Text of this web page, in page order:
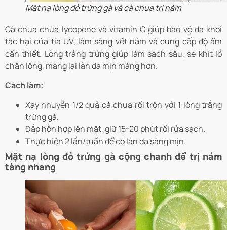
Mặt nạ lòng đỏ trứng gà và cà chua trị nám
Cà chua chứa lycopene và vitamin C giúp bảo vệ da khỏi
tác hại của tia UV, làm sáng vết nám và cung cấp độ ẩm
cần thiết. Lòng trắng trứng giúp làm sạch sâu, se khít lỗ
chân lông, mang lại làn da mịn màng hơn.
Cách làm:
Xay nhuyễn 1/2 quả cà chua rồi trộn với 1 lòng trắng
trứng gà.
Đắp hỗn hợp lên mặt, giữ 15-20 phút rồi rửa sạch.
Thực hiện 2 lần/tuần để có làn da sáng mịn.
Mặt nạ lòng đỏ trứng gà cộng chanh để trị nám
tàng nhang